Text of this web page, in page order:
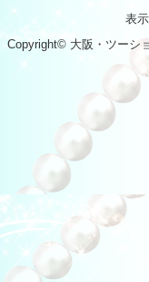
表
Copyright© 大阪・ツーシ